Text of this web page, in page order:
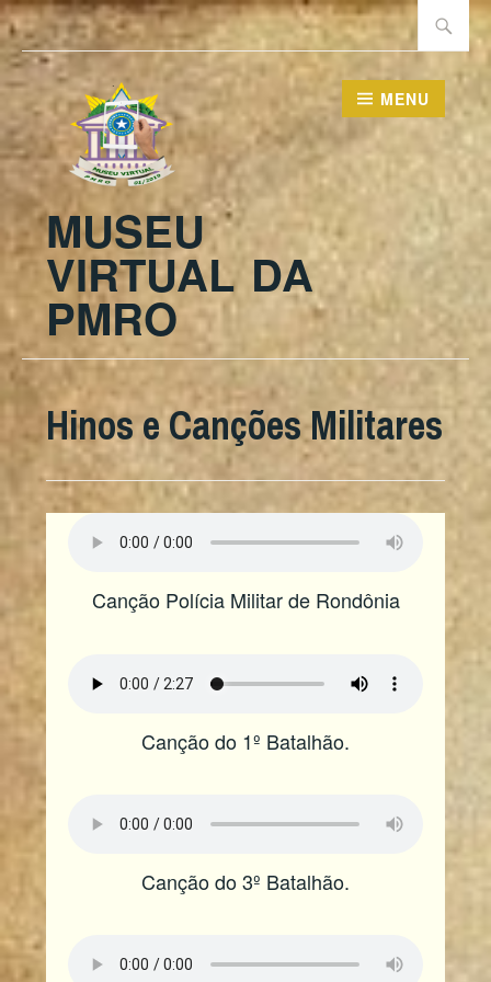
Ir
para
conteúdo
por:
MUSEU
VIRTUAL DA
PMRO
MENU
Hinos e Canções Militares
Canção Polícia Militar de Rondônia
Canção do 1º Batalhão.
Canção do 3º Batalhão.